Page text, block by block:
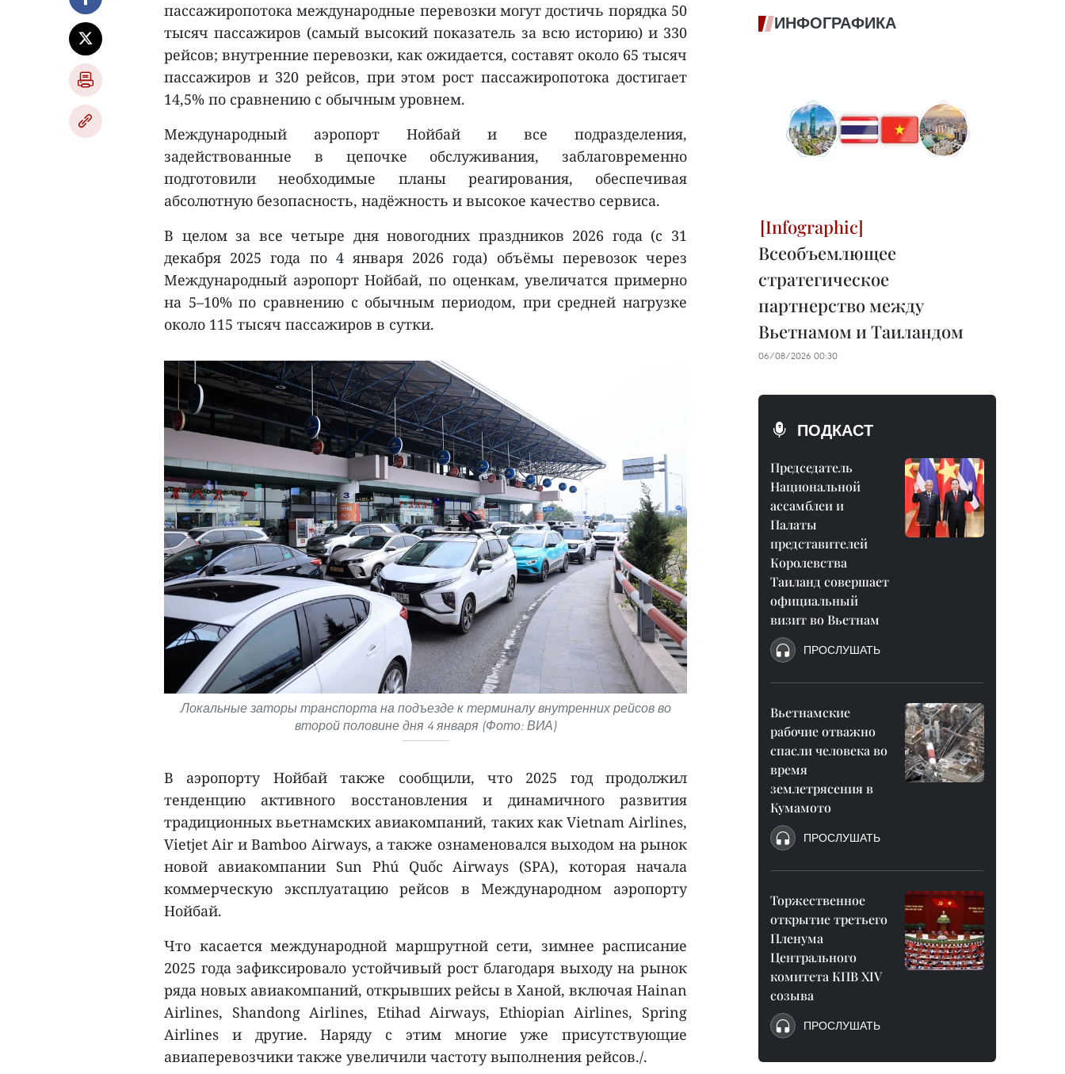
пассажиропотока международные перевозки могут достичь порядка 50
тысяч пассажиров (самый высокий показатель за всю историю) и 330
рейсов; внутренние перевозки, как ожидается, составят около 65 тысяч
пассажиров и 320 рейсов, при этом рост пассажиропотока достигает
14,5% по сравнению с обычным уровнем.
Международный аэропорт Нойбай и все подразделения,
задействованные в цепочке обслуживания, заблаговременно
подготовили необходимые планы реагирования, обеспечивая
абсолютную безопасность, надёжность и высокое качество сервиса.
В целом за все четыре дня новогодних праздников 2026 года (с 31
декабря 2025 года по 4 января 2026 года) объёмы перевозок через
Международный аэропорт Нойбай, по оценкам, увеличатся примерно
на 5–10% по сравнению с обычным периодом, при средней нагрузке
около 115 тысяч пассажиров в сутки.
Локальные заторы транспорта на подъезде к терминалу внутренних рейсов во
второй половине дня 4 января (Фото: ВИА)
В аэропорту Нойбай также сообщили, что 2025 год продолжил
тенденцию активного восстановления и динамичного развития
традиционных вьетнамских авиакомпаний, таких как Vietnam Airlines,
Vietjet Air и Bamboo Airways, а также ознаменовался выходом на рынок
новой авиакомпании Sun Phú Quốc Airways (SPA), которая начала
коммерческую эксплуатацию рейсов в Международном аэропорту
Нойбай.
Что касается международной маршрутной сети, зимнее расписание
2025 года зафиксировало устойчивый рост благодаря выходу на рынок
ряда новых авиакомпаний, открывших рейсы в Ханой, включая Hainan
Airlines, Shandong Airlines, Etihad Airways, Ethiopian Airlines, Spring
Airlines и другие. Наряду с этим многие уже присутствующие
авиаперевозчики также увеличили частоту выполнения рейсов./.
ИНФОГРАФИКА
Всеобъемлющее
стратегическое
партнерство между
Вьетнамом и Таиландом
06/08/2026 00:30
ПОДКАСТ
Председатель
Национальной
ассамблеи и
Палаты
представителей
Королевства
Таиланд совершает
официальный
визит во Вьетнам
ПРОСЛУШАТЬ
Вьетнамские
рабочие отважно
спасли человека во
время
землетрясения в
Кумамото
ПРОСЛУШАТЬ
Торжественное
открытие третьего
Пленума
Центрального
комитета КПВ XIV
созыва
ПРОСЛУШАТЬ